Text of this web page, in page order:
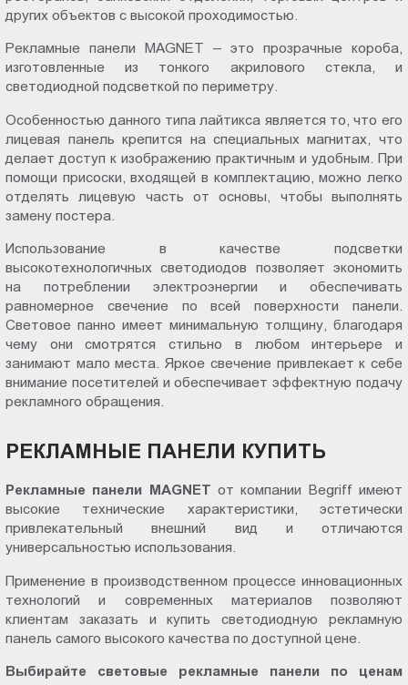
других объектов с высокой проходимостью.
Рекламные панели MAGNET – это прозрачные короба,
изготовленные из тонкого акрилового стекла, и
светодиодной подсветкой по периметру.
Особенностью данного типа лайтикса является то, что его
лицевая панель крепится на специальных магнитах, что
делает доступ к изображению практичным и удобным. При
помощи присоски, входящей в комплектацию, можно легко
отделять лицевую часть от основы, чтобы выполнять
замену постера.
Использование в качестве подсветки
высокотехнологичных светодиодов позволяет экономить
на потреблении электроэнергии и обеспечивать
равномерное свечение по всей поверхности панели.
Световое панно имеет минимальную толщину, благодаря
чему они смотрятся стильно в любом интерьере и
занимают мало места. Яркое свечение привлекает к себе
внимание посетителей и обеспечивает эффектную подачу
рекламного обращения.
РЕКЛАМНЫЕ ПАНЕЛИ КУПИТЬ
Рекламные панели MAGNET от компании Begriff имеют
высокие технические характеристики, эстетически
привлекательный внешний вид и отличаются
универсальностью использования.
Применение в производственном процессе инновационных
технологий и современных материалов позволяют
клиентам заказать и купить светодиодную рекламную
панель самого высокого качества по доступной цене.
Выбирайте световые рекламные панели по ценам
Пт.:
Сб.,
выходной